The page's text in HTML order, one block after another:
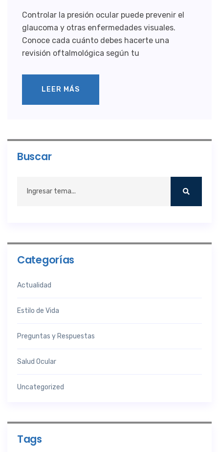
Controlar la presión ocular puede prevenir el
glaucoma y otras enfermedades visuales.
Conoce cada cuánto debes hacerte una
revisión oftalmológica según tu
LEER MÁS
Buscar
Categorías
Actualidad
Estilo de Vida
Preguntas y Respuestas
Salud Ocular
Uncategorized
Tags